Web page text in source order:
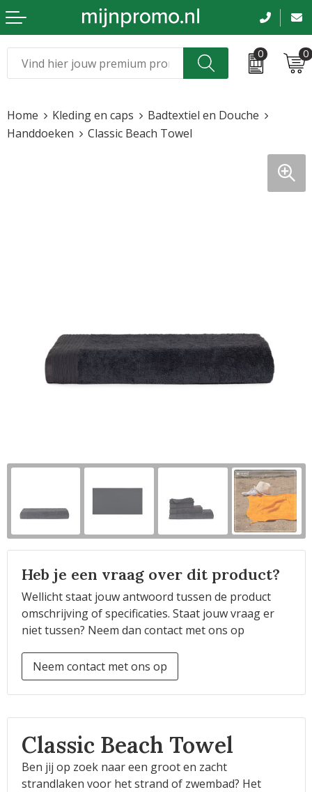
0 0
Kleding & caps
Sinterklaas
Home Kleding en caps
Badtextiel en Douche
Handdoeken
Classic Beach Towel
Heb je een vraag over dit product?
Wellicht staat jouw antwoord tussen de product
omschrijving of specificaties. Staat jouw vraag er
niet tussen? Neem dan contact met ons op
Neem contact met ons op
Classic Beach Towel
Ben jij op zoek naar een groot en zacht
strandlaken voor het strand of zwembad? Het